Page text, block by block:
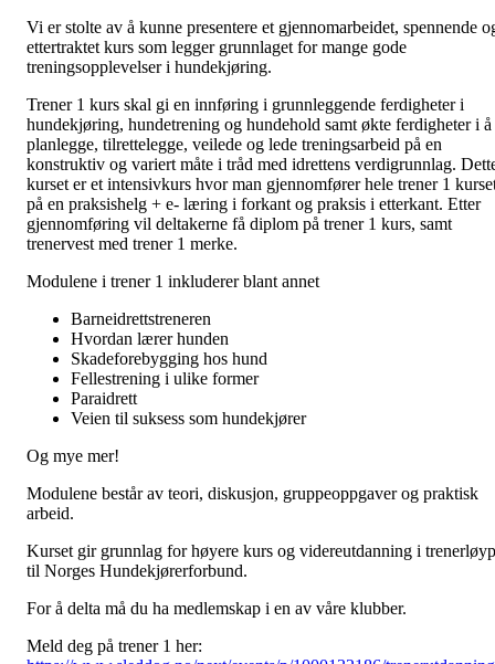
Vi er stolte av å kunne presentere et gjennomarbeidet, spennende
ettertraktet kurs som legger grunnlaget for mange gode
treningsopplevelser i hundekjøring.
Trener 1 kurs skal gi en innføring i grunnleggende ferdigheter i
hundekjøring, hundetrening og hundehold samt økte ferdigheter i å
planlegge, tilrettelegge, veilede og lede treningsarbeid på en
konstruktiv og variert måte i tråd med idrettens verdigrunnlag.
kurset er et intensivkurs hvor man gjennomfører hele trener 1
på en praksishelg + e- læring i forkant og praksis i etterkant. Etter
gjennomføring vil deltakerne få diplom på trener 1 kurs, samt
trenervest med trener 1 merke.
Modulene i trener 1 inkluderer blant annet
Barneidrettstreneren
Hvordan lærer hunden
Skadeforebygging hos hund
Fellestrening i ulike former
Paraidrett
Veien til suksess som hundekjører
Og mye mer!
Modulene består av teori, diskusjon, gruppeoppgaver og praktisk
arbeid.
Kurset gir grunnlag for høyere kurs og videreutdanning i
til Norges Hundekjørerforbund.
For å delta må du ha medlemskap i en av våre klubber.
Meld deg på trener 1 her: